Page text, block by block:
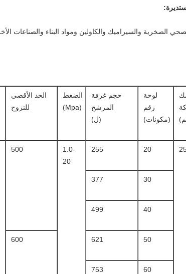
الصخرية والسيراميك والكاولين ومواد البناء والصناعات
لوحة
رقم
(مكونات)
حجم غرفة
المرشح
(ل)
الضغط
(Mpa)
الحد الأقصى
للنزوح
20
255
1.0-
20
500
30
377
40
499
50
621
600
60
753